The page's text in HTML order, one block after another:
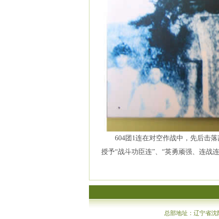
604团1连在对空作战中，先后击落
授予“战斗功臣连”、“英勇顽强、连战
总部地址：辽宁省